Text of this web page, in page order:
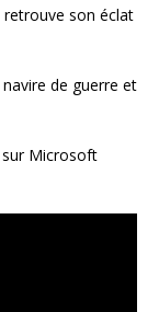
retrouve son éclat
de guerre et
Microsoft